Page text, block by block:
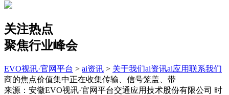
关注热点
聚焦行业峰会
EVO视讯·官网平台 > ai资讯 > 关于我们ai资讯ai应用联系我们
商的焦点价值集中正在收集传输、信号笼盖、带
来源：安徽EVO视讯·官网平台交通应用技术股份有限公司 时